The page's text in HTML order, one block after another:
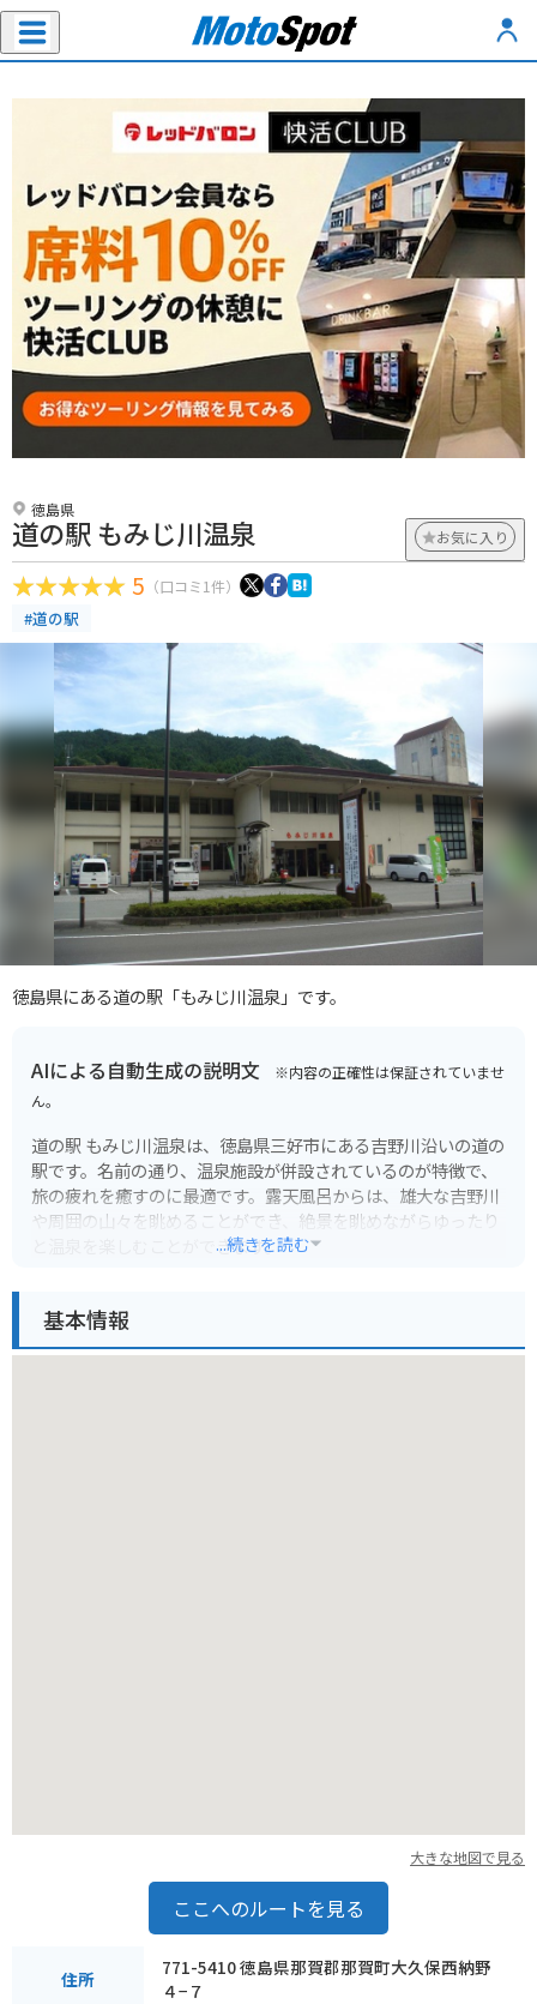
徳島県
道の駅 もみじ川温泉 お気に入り
5 （口コミ1件）
#道の駅
徳島県にある道の駅「もみじ川温泉」です。
AIによる自動生成の説明文 ※内容の正確性は保証されていませ
ん。
道の駅 もみじ川温泉は、徳島県三好市にある吉野川沿いの道の
駅です。名前の通り、温泉施設が併設されているのが特徴で、
旅の疲れを癒すのに最適です。露天風呂からは、雄大な吉野川
や周囲の山々を眺めることができ、絶景を眺めながらゆったり
と温泉を楽しむことができます。
探しにもおすすめです。特に、徳島県産の新鮮な野菜や果物は
人気があります。また、レストランでは、地元の食材をふんだ
...続きを読む
基本情報
大きな地図で見る
ここへのルートを見る
住所
771-5410 徳島県那賀郡那賀町大久保西納野
４−７